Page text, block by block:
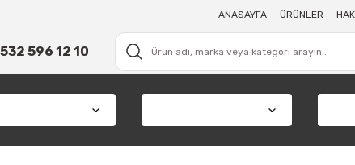
ANASAYFA ÜRÜNLER
596 12 10